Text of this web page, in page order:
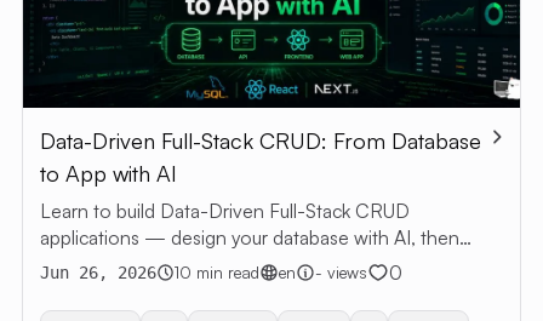
Data-Driven Full-Stack CRUD: From Database
to App with AI
Learn to build Data-Driven Full-Stack CRUD
applications — design your database with AI, then
generate a web app with Next.js and MySQL.
Jun 26, 2026 10 min read en - views 0